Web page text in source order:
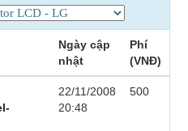
Ngày cập
nhật
Phí
(VNĐ)
22/11/2008
20:48
500